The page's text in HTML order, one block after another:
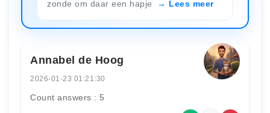
zonde om daar een hapje
Lees meer
Annabel de Hoog
2026-01-23 01:21:30
Count answers : 5